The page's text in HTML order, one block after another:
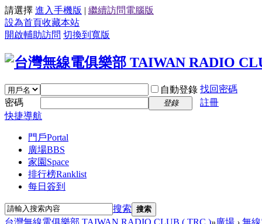
請選擇 進入手機版 | 繼續訪問電腦版
設為首頁收藏本站
開啟輔助訪問 切換到寬版
自動登錄 找回密碼
密碼
登錄
註冊
快捷導航
門戶Portal
廣場BBS
家園 Space
排行榜Ranklist
每日簽到
搜索 搜索
台灣無線電俱樂部 TAIWAN RADIO CLUB ( TRC )»廣場 › 無